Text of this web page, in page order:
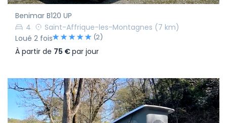
Benimar B120 UP
4
Saint-Affrique-les-Montagnes (7 km)
Loué 2 fois
(2)
À partir de 75 €par jour